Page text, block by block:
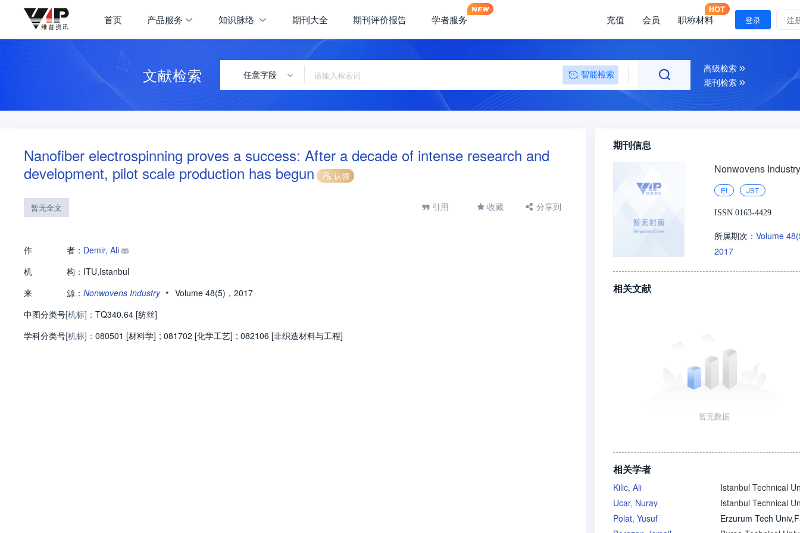
首页 产品服务 知识脉络 期刊大全 期刊评价报告 学者服务 充值 会员 职称材料 登录 注
文献检索 任意字段 智能检索
高级检索
期刊检索
Nanofiber electrospinning proves a success: After a decade of intense research and
development, pilot scale production has begun
认领
暂无全文 引用 收藏 分享到
作 者： Demir, Ali
机
构： ITU,Istanbul
来
源： Nonwovens Industry • Volume 48(5)，2017
中图分类号[机标]： TQ340.64 [纺丝]
学科分类号[机标]： 080501 [材料学] ; 081702 [化学工艺] ; 082106 [非织造材料与工程]
期刊信息
Nonwovens Industry
EI JST
ISSN 0163-4429
所属期次： Volume
2017
相关文献
暂无数据
相关学者
Kilic, Ali
Ucar, Nuray
Polat, Yusuf